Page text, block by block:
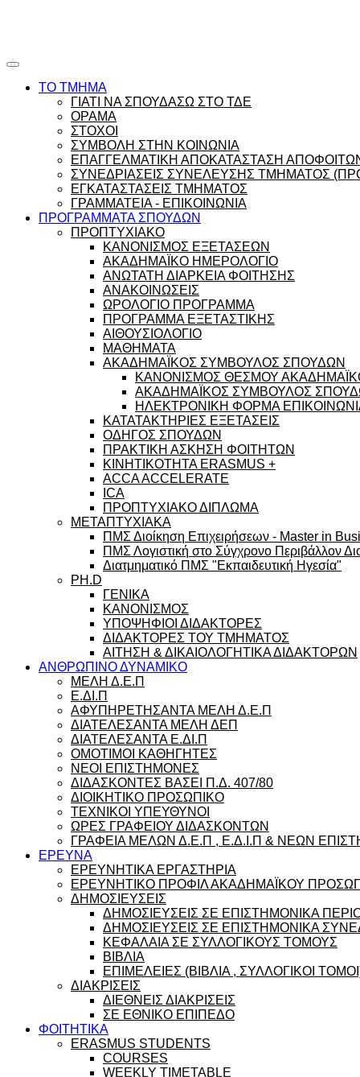
ΤΟ ΤΜΗΜΑ
ΓΙΑΤΙ ΝΑ ΣΠΟΥΔΑΣΩ ΣΤΟ ΤΔΕ
ΟΡΑΜΑ
ΣΤΟΧΟΙ
ΣΥΜΒΟΛΗ ΣΤΗΝ ΚΟΙΝΩΝΙΑ
ΕΠΑΓΓΕΛΜΑΤΙΚΗ ΑΠΟΚΑΤΑΣΤΑΣΗ
ΣΥΝΕΔΡΙΑΣΕΙΣ ΣΥΝΕΛΕΥΣΗΣ ΤΜΗΜΑΤΟΣ
ΕΓΚΑΤΑΣΤΑΣΕΙΣ ΤΜΗΜΑΤΟΣ
ΓΡΑΜΜΑΤΕΙΑ - ΕΠΙΚΟΙΝΩΝΙΑ
ΠΡΟΓΡΑΜΜΑΤΑ ΣΠΟΥΔΩΝ
ΠΡΟΠΤΥΧΙΑΚΟ
ΚΑΝΟΝΙΣΜΟΣ ΕΞΕΤΑΣΕΩΝ
ΑΚΑΔΗΜΑΪΚΟ ΗΜΕΡΟΛΟΓΙΟ
ΑΝΩΤΑΤΗ ΔΙΑΡΚΕΙΑ ΦΟΙΤΗΣΗΣ
ΑΝΑΚΟΙΝΩΣΕΙΣ
ΩΡΟΛΟΓΙΟ ΠΡΟΓΡΑΜΜΑ
ΠΡΟΓΡΑΜΜΑ ΕΞΕΤΑΣΤΙΚΗΣ
ΑΙΘΟΥΣΙΟΛΟΓΙΟ
ΜΑΘΗΜΑΤΑ
ΑΚΑΔΗΜΑΪΚΟΣ ΣΥΜΒΟΥΛΟΣ ΣΠΟΥΔΩΝ
ΚΑΝΟΝΙΣΜΟΣ ΘΕΣΜΟΥ
ΑΚΑΔΗΜΑΪΚΟΣ ΣΥΜΒΟΥΛΟΣ
ΗΛΕΚΤΡΟΝΙΚΗ ΦΟΡΜΑ
ΚΑΤΑΤΑΚΤΗΡΙΕΣ ΕΞΕΤΑΣΕΙΣ
ΟΔΗΓΟΣ ΣΠΟΥΔΩΝ
ΠΡΑΚΤΙΚΗ ΑΣΚΗΣΗ ΦΟΙΤΗΤΩΝ
ΚΙΝΗΤΙΚΟΤΗΤΑ ERASMUS +
ACCA ACCELERATE
ICA
ΠΡΟΠΤΥΧΙΑΚΟ ΔΙΠΛΩΜΑ
ΜΕΤΑΠΤΥΧΙΑΚΑ
ΠΜΣ Διοίκηση Επιχειρήσεων - Master in
ΠΜΣ Λογιστική στο Σύγχρονο Περιβάλλον
Διατμηματικό ΠΜΣ "Εκπαιδευτική Ηγεσία"
PH.D
ΓΕΝΙΚΑ
ΚΑΝΟΝΙΣΜΟΣ
ΥΠΟΨΗΦΙΟΙ ΔΙΔΑΚΤΟΡΕΣ
ΔΙΔΑΚΤΟΡΕΣ ΤΟΥ ΤΜΗΜΑΤΟΣ
ΑΙΤΗΣΗ & ΔΙΚΑΙΟΛΟΓΗΤΙΚΑ ΔΙΔΑΚΤΟΡΩΝ
ΑΝΘΡΩΠΙΝΟ ΔΥΝΑΜΙΚΟ
ΜΕΛΗ Δ.Ε.Π
Ε.ΔΙ.Π
ΑΦΥΠΗΡΕΤΗΣΑΝΤΑ ΜΕΛΗ Δ.Ε.Π
ΔΙΑΤΕΛΕΣΑΝΤΑ ΜΕΛΗ ΔΕΠ
ΔΙΑΤΕΛΕΣΑΝΤΑ Ε.ΔΙ.Π
ΟΜΟΤΙΜΟΙ ΚΑΘΗΓΗΤΕΣ
ΝΕΟΙ ΕΠΙΣΤΗΜΟΝΕΣ
ΔΙΔΑΣΚΟΝΤΕΣ ΒΑΣΕΙ Π.Δ. 407/80
ΔΙΟΙΚΗΤΙΚΟ ΠΡΟΣΩΠΙΚΟ
ΤΕΧΝΙΚΟΙ ΥΠΕΥΘΥΝΟΙ
ΩΡΕΣ ΓΡΑΦΕΙΟΥ ΔΙΔΑΣΚΟΝΤΩΝ
ΓΡΑΦΕΙΑ ΜΕΛΩΝ Δ.Ε.Π , Ε.Δ.Ι.Π & ΝΕΩΝ
ΕΡΕΥΝΑ
ΕΡΕΥΝΗΤΙΚΑ ΕΡΓΑΣΤΗΡΙΑ
ΕΡΕΥΝΗΤΙΚΟ ΠΡΟΦΙΛ ΑΚΑΔΗΜΑΪΚΟΥ
ΔΗΜΟΣΙΕΥΣΕΙΣ
ΔΗΜΟΣΙΕΥΣΕΙΣ ΣΕ ΕΠΙΣΤΗΜΟΝΙΚΑ
ΔΗΜΟΣΙΕΥΣΕΙΣ ΣΕ ΕΠΙΣΤΗΜΟΝΙΚΑ
ΚΕΦΑΛΑΙΑ ΣΕ ΣΥΛΛΟΓΙΚΟΥΣ ΤΟΜΟΥΣ
ΒΙΒΛΙΑ
ΕΠΙΜΕΛΕΙΕΣ (ΒΙΒΛΙΑ , ΣΥΛΛΟΓΙΚΟΙ
ΔΙΑΚΡΙΣΕΙΣ
ΔΙΕΘΝΕΙΣ ΔΙΑΚΡΙΣΕΙΣ
ΣΕ ΕΘΝΙΚΟ ΕΠΙΠΕΔΟ
ΦΟΙΤΗΤΙΚΑ
ERASMUS STUDENTS
COURSES
WEEKLY TIMETABLE